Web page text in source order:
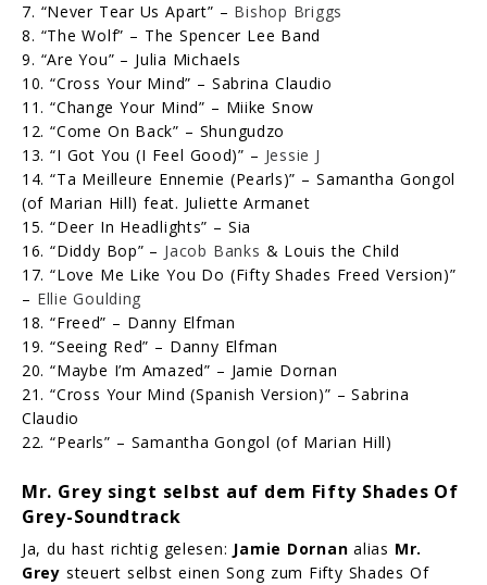
7. “Never Tear Us Apart” – Bishop Briggs
8. “The Wolf” – The Spencer Lee Band
9. “Are You” – Julia Michaels
10. “Cross Your Mind” – Sabrina Claudio
11. “Change Your Mind” – Miike Snow
12. “Come On Back” – Shungudzo
13. “I Got You (I Feel Good)” – Jessie J
14. “Ta Meilleure Ennemie (Pearls)” – Samantha Gongol
(of Marian Hill) feat. Juliette Armanet
15. “Deer In Headlights” – Sia
16. “Diddy Bop” – Jacob Banks & Louis the Child
17. “Love Me Like You Do (Fifty Shades Freed Version)”
– Ellie Goulding
18. “Freed” – Danny Elfman
19. “Seeing Red” – Danny Elfman
20. “Maybe I’m Amazed” – Jamie Dornan
21. “Cross Your Mind (Spanish Version)” – Sabrina
Claudio
22. “Pearls” – Samantha Gongol (of Marian Hill)
Mr. Grey singt selbst auf dem Fifty Shades Of
Grey-Soundtrack
Ja, du hast richtig gelesen: Jamie Dornan alias Mr.
Grey steuert selbst einen Song zum Fifty Shades Of